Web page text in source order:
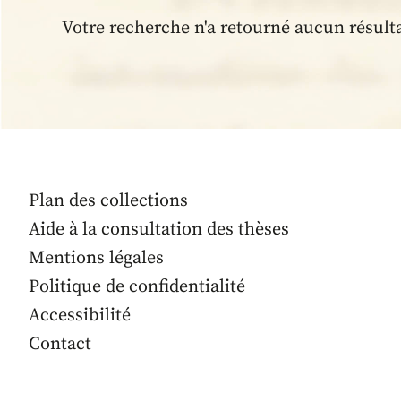
Votre recherche n'a retourné aucun
Plan des collections
Aide à la consultation des thèses
Mentions légales
Politique de confidentialité
Accessibilité
Contact